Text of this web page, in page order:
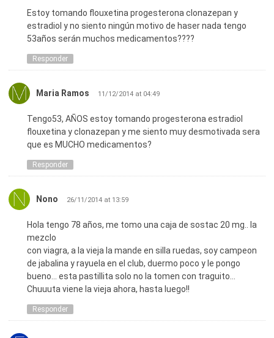
Estoy tomando flouxetina progesterona clonazepan y
estradiol y no siento ningún motivo de haser nada tengo
53años serán muchos medicamentos????
Responder
Maria Ramos 11/12/2014 at 04:49
Tengo53, AÑOS estoy tomando progesterona estradiol
flouxetina y clonazepan y me siento muy desmotivada sera
que es MUCHO medicamentos?
Responder
Nono 26/11/2014 at 13:59
Hola tengo 78 años, me tomo una caja de sostac 20 mg.. la
mezclo
con viagra, a la vieja la mande en silla ruedas, soy campeon
de jabalina y rayuela en el club, duermo poco y le pongo
bueno… esta pastillita solo no la tomen con traguito…
Chuuuta viene la vieja ahora, hasta luego!!
Responder